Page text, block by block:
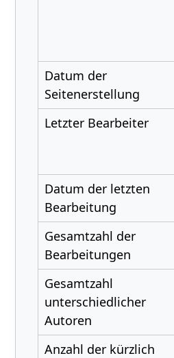
Datum der
Seitenerstellung
Letzter Bearbeiter
Datum der letzten
Bearbeitung
Gesamtzahl der
Bearbeitungen
Gesamtzahl
unterschiedlicher
Autoren
Anzahl der kürzlich